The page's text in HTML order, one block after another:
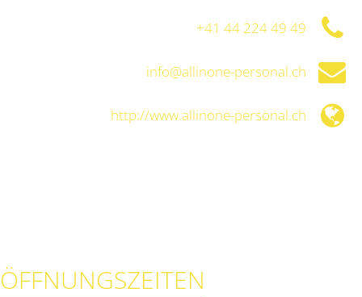
+41 44 224 49 49
info@allinone-personal.ch
http://www.allinone-personal.ch
ÖFFNUNGSZEITEN